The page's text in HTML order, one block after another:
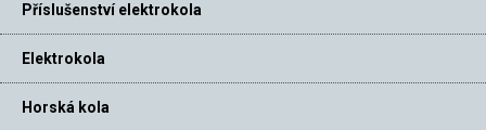
Příslušenství elektrokola
Elektrokola
Horská kola